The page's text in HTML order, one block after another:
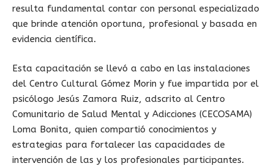
resulta fundamental contar con personal especializado
que brinde atención oportuna, profesional y basada en
evidencia científica.
Esta capacitación se llevó a cabo en las instalaciones
del Centro Cultural Gómez Morin y fue impartida por el
psicólogo Jesús Zamora Ruiz, adscrito al Centro
Comunitario de Salud Mental y Adicciones (CECOSAMA)
Loma Bonita, quien compartió conocimientos y
estrategias para fortalecer las capacidades de
intervención de las y los profesionales participantes.